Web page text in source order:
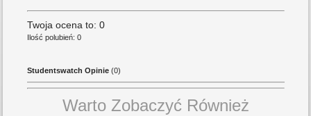
Twoja ocena to: 0
Ilość polubień: 0
Studentswatch Opinie (0)
Warto Zobaczyć Również